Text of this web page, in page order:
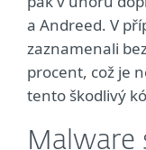
a Andreed. V
zaznamenali
procent, což je
tento škodlivý
Malware